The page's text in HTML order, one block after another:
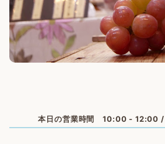
本日の営業時間 10:00 - 12:00